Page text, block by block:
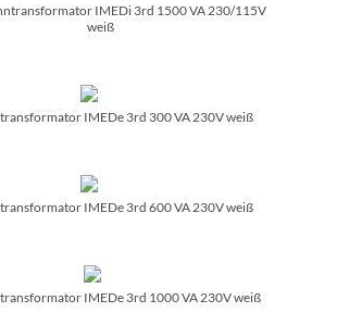
IMEDi 3rd 1500 VA 230/­115V
weiß
IMEDe 3rd 300 VA 230V weiß
IMEDe 3rd 600 VA 230V weiß
IMEDe 3rd 1000 VA 230V weiß